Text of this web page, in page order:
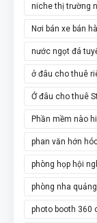
niche thị trường
Nơi bán xe bán
nước ngọt đá
ở đâu cho thuê
Ở đâu cho thuê
Phần mềm nào
phan văn hớn
phòng họp hội
phòng nha
photo booth 360